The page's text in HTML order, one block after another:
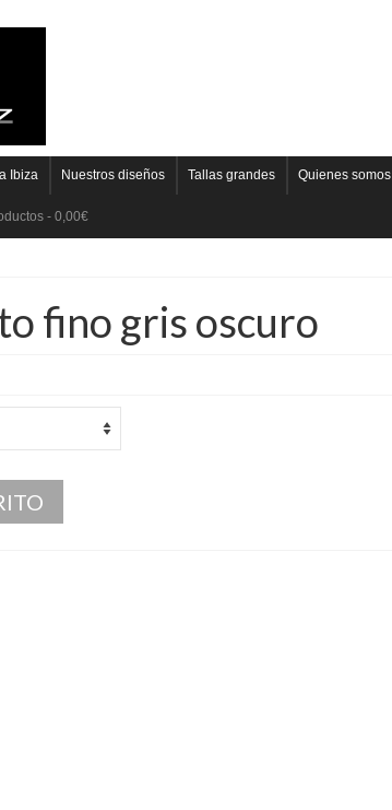
Ibiza Nuestros diseños Tallas grandes Quienes somos
0,00€
fino gris oscuro